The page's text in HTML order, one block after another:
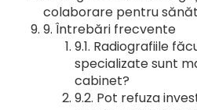
colaborare pentru
Întrebări frecvente
Radiografiile
specializate sunt
cabinet?
Pot refuza